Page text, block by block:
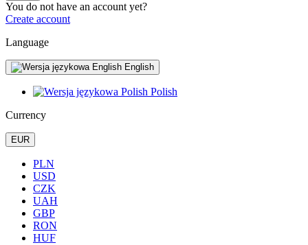
You do not have an account yet?
Create account
Language
English
Polish
Currency
EUR
PLN
USD
CZK
UAH
GBP
RON
HUF